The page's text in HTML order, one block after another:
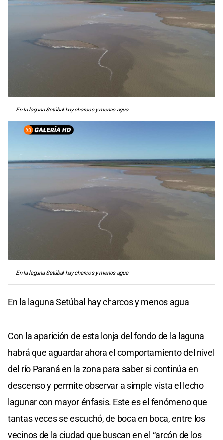
En la laguna Setúbal hay charcos y menos agua
En la laguna Setúbal hay charcos y menos agua
En la laguna Setúbal hay charcos y menos agua
Con la aparición de esta lonja del fondo de la laguna
habrá que aguardar ahora el comportamiento del nivel
del río Paraná en la zona para saber si continúa en
descenso y permite observar a simple vista el lecho
lagunar con mayor énfasis. Este es el fenómeno que
tantas veces se escuchó, de boca en boca, entre los
vecinos de la ciudad que buscan en el “arcón de los